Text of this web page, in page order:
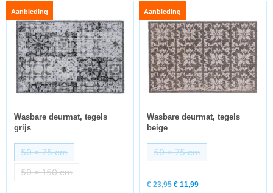
Aanbieding
Wasbare deurmat, tegels
grijs
50 x 75 cm
50 x 150 cm
Aanbieding
Wasbare deurmat, tegels
beige
50 x 75 cm
€23,95 € 11,99